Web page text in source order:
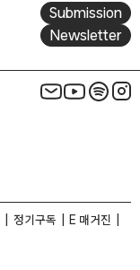
Submission
Newsletter
정기구독
E 매거진